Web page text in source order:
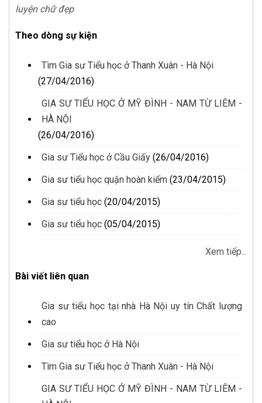
luyện chữ đẹp
Theo dòng sự kiện
Tìm Gia sư Tiểu học ở Thanh Xuân - Hà Nội
(27/04/2016)
GIA SƯ TIỂU HỌC Ở MỸ ĐÌNH - NAM TỪ LIÊM -
HÀ NỘI
(26/04/2016)
Gia sư Tiểu học ở Cầu Giấy (26/04/2016)
Gia sư tiểu học quận hoàn kiếm (23/04/2015)
Gia sư tiểu học (20/04/2015)
Gia sư tiểu học (05/04/2015)
Xem tiếp...
Bài viết liên quan
Gia sư tiểu học tại nhà Hà Nội uy tín Chất lượng
cao
Gia sư tiểu học ở Hà Nội
Tìm Gia sư Tiểu học ở Thanh Xuân - Hà Nội
GIA SƯ TIỂU HỌC Ở MỸ ĐÌNH - NAM TỪ LIÊM -